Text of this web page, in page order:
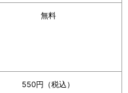
無料
550円（税込）